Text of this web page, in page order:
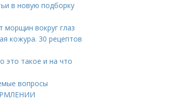
в новую подборку
морщин вокруг глаз
кожура. 30 рецептов
это такое и на что
вопросы